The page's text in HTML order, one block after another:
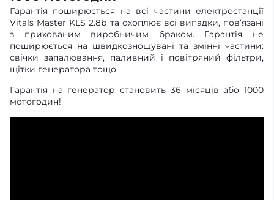
Гарантія поширюється на всі частини електростанції
Vitals Master KLS 2.8b та охоплює всі випадки, пов’язані
з прихованим виробничим браком. Гарантія не
поширюється на швидкозношувані та змінні частини:
свічки запалювання, паливний і повітряний фільтри,
щітки генератора тощо.
Гарантія на генератор становить 36 місяців або 1000
мотогодин!